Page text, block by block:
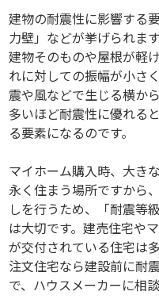
建物の耐震性に影響する
力壁」などが挙げられま
建物そのものや屋根が軽
れに対しての振幅が小さ
震や風などで生じる横か
多いほど耐震性に優れる
る要素になるのです。
マイホーム購入時、大き
永く住まう場所ですから
しを行うため、「耐震等
は大切です。建売住宅や
が交付されている住宅は
注文住宅なら建設前に耐
で、ハウスメーカーに相